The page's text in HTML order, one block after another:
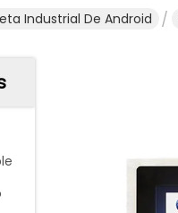
Industrial De Android